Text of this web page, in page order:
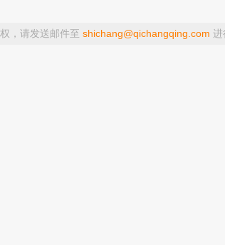
，请发送邮件至 shichang@qichangqing.com 进